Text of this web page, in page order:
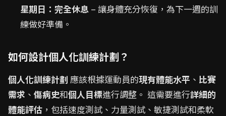
星期日：完全休息 – 讓身體充分恢復，為下一週的訓
練做好準備。
如何設計個人化訓練計劃？
個人化訓練計劃 應該根據運動員的現有體能水平 、 比賽
需求 、 傷病史和個人目標進行調整。 這需要進行詳細的
體能評估 ，包括速度測試、力量測試、敏捷測試和柔軟